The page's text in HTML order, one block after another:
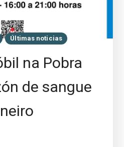
Últimas noticias
na Pobra
de sangue